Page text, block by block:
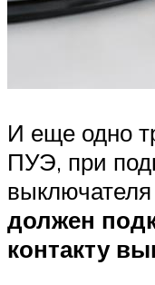
И еще одно
ПУЭ, при
выключателя
должен
контакту